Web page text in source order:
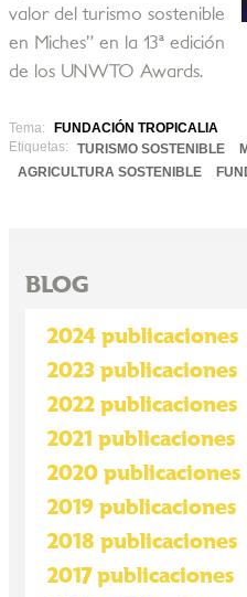
valor del turismo sostenible
en Miches” en la 13ª edición
de los UNWTO Awards.
Tema:
FUNDACIÓN TROPICALIA
Etiquetas:
TURISMO SOSTENIBLE
AGRICULTURA SOSTENIBLE
BLOG
2024 publicaciones
2023 publicaciones
2022 publicaciones
2021 publicaciones
2020 publicaciones
2019 publicaciones
2018 publicaciones
2017 publicaciones